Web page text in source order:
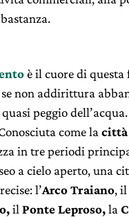
è il cuore di
non addirittura
quasi peggio
come la città
in tre periodi
a cielo aperto, una
l’Arco Traiano, il
il Ponte Leproso,la